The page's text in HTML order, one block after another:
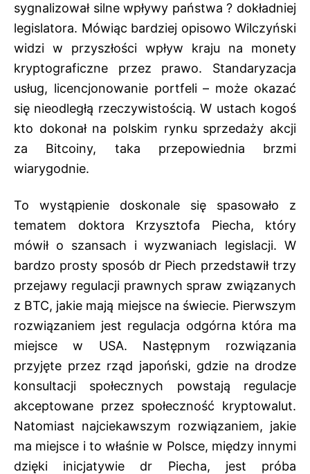
sygnalizował silne wpływy państwa ? dokładniej
legislatora. Mówiąc bardziej opisowo Wilczyński
widzi w przyszłości wpływ kraju na monety
kryptograficzne przez prawo. Standaryzacja
usług, licencjonowanie portfeli – może okazać
się nieodległą rzeczywistością. W ustach kogoś
kto dokonał na polskim rynku sprzedaży akcji
za Bitcoiny, taka przepowiednia brzmi
wiarygodnie.
To wystąpienie doskonale się spasowało z
tematem doktora Krzysztofa Piecha, który
mówił o szansach i wyzwaniach legislacji. W
bardzo prosty sposób dr Piech przedstawił trzy
przejawy regulacji prawnych spraw związanych
z BTC, jakie mają miejsce na świecie. Pierwszym
rozwiązaniem jest regulacja odgórna która ma
miejsce w USA. Następnym rozwiązania
przyjęte przez rząd japoński, gdzie na drodze
konsultacji społecznych powstają regulacje
akceptowane przez społeczność kryptowalut.
Natomiast najciekawszym rozwiązaniem, jakie
ma miejsce i to właśnie w Polsce, między innymi
dzięki inicjatywie dr Piecha, jest próba